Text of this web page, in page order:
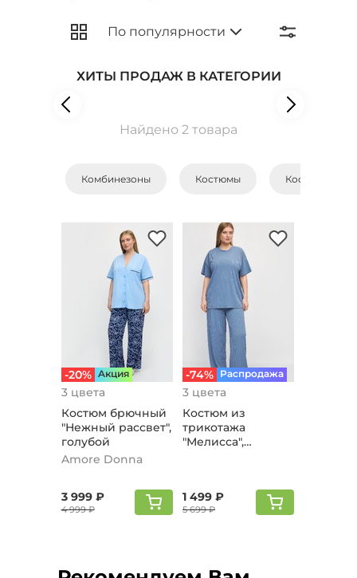
ХИТЫ ПРОДАЖ В КАТЕГОРИИ
Найдено 2 товара
Комбинезоны Костюмы Костюмы с
-20% Aкция
3 цвета
Костюм брючный
"Нежный рассвет",
голубой
Amore Donna
3 999 ₽
4 999 ₽
-74% Распродажа
3 цвета
Костюм из
трикотажа
"Мелисса",
1 499 ₽
5 699 ₽